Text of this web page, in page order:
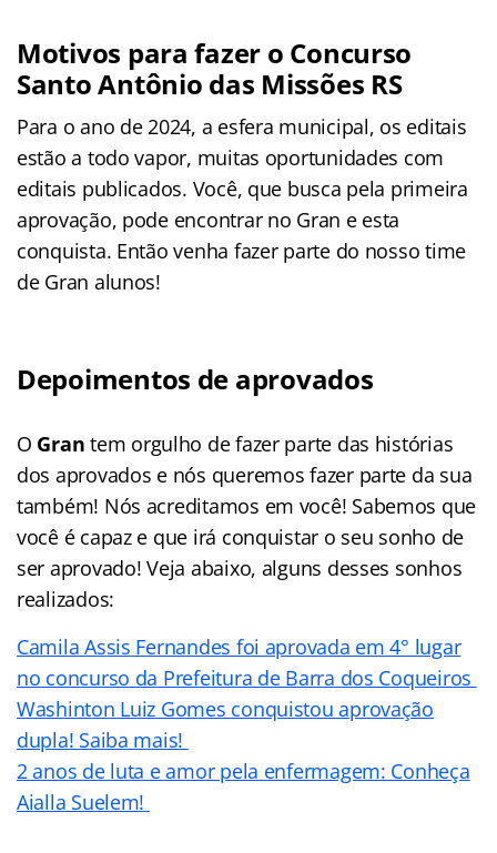
Motivos para fazer o Concurso
Santo Antônio das Missões RS
Para o ano de 2024, a esfera municipal, os editais
estão a todo vapor, muitas oportunidades com
editais publicados. Você, que busca pela primeira
aprovação, pode encontrar no Gran e esta
conquista. Então venha fazer parte do nosso time
de Gran alunos!
Depoimentos de aprovados
O Gran tem orgulho de fazer parte das histórias
dos aprovados e nós queremos fazer parte da sua
também! Nós acreditamos em você! Sabemos que
você é capaz e que irá conquistar o seu sonho de
ser aprovado! Veja abaixo, alguns desses sonhos
realizados:
Camila Assis Fernandes foi aprovada em 4° lugar
no concurso da Prefeitura de Barra dos Coqueiros
Washinton Luiz Gomes conquistou aprovação
dupla! Saiba mais!
2 anos de luta e amor pela enfermagem: Conheça
Aialla Suelem!